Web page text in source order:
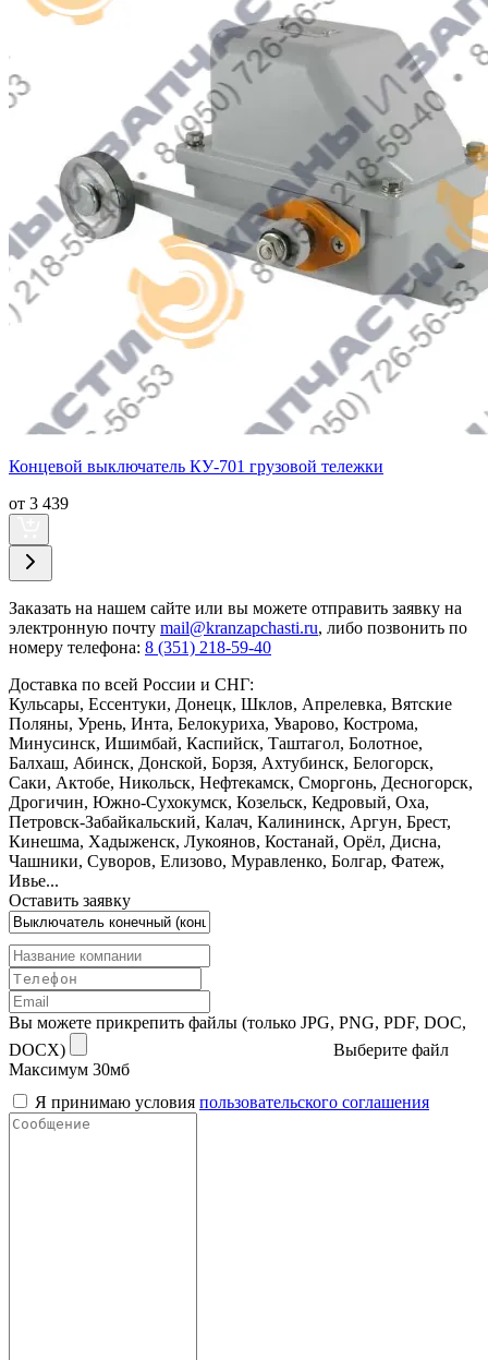
Концевой выключатель КУ-701 грузовой тележки
от 3 439
Заказать на нашем сайте или вы можете отправить заявку на
электронную почту mail@kranzapchasti.ru, либо позвонить по
номеру телефона: 8 (351) 218-59-40
Доставка по всей России и СНГ:
Кульсары, Ессентуки, Донецк, Шклов, Апрелевка, Вятские
Поляны, Урень, Инта, Белокуриха, Уварово, Кострома,
Минусинск, Ишимбай, Каспийск, Таштагол, Болотное,
Балхаш, Абинск, Донской, Борзя, Ахтубинск, Белогорск,
Саки, Актобе, Никольск, Нефтекамск, Сморгонь, Десногорск,
Дрогичин, Южно-Сухокумск, Козельск, Кедровый, Оха,
Петровск-Забайкальский, Калач, Калининск, Аргун, Брест,
Кинешма, Хадыженск, Лукоянов, Костанай, Орёл, Дисна,
Чашники, Суворов, Елизово, Муравленко, Болгар, Фатеж,
Ивье...
Оставить заявку
Вы можете прикрепить файлы (только JPG, PNG, PDF, DOC,
DOCX)
Выберите файл
Максимум 30мб
Я принимаю условия пользовательского соглашения